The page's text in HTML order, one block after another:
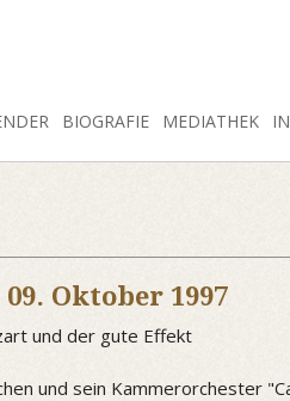
BIOGRAFIE MEDIATHEK
09. Oktober 1997
und der gute Effekt
und sein Kammerorchester